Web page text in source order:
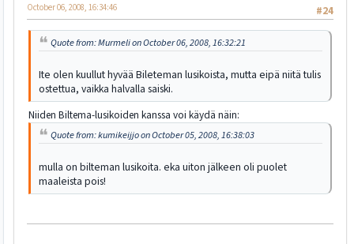
#24
October 06, 2008, 16:34:46
Quote from: Murmeli on October 06, 2008, 16:32:21
Ite olen kuullut hyvää Bileteman lusikoista, mutta eipä niitä tulis
ostettua, vaikka halvalla saiski.
Niiden Biltema-lusikoiden kanssa voi käydä näin:
Quote from: kumikeijjo on October 05, 2008, 16:38:03
mulla on bilteman lusikoita. eka uiton jälkeen oli puolet
maaleista pois!